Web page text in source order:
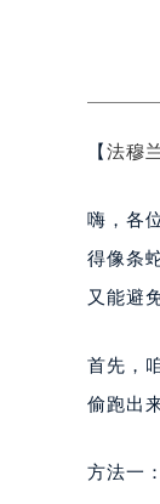
【 法穆
嗨，各
得像条
又能避
首先，
偷跑出
方法一